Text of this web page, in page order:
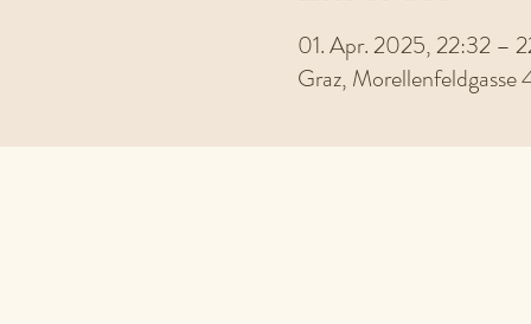
01. Apr. 2025, 22:32 –
Graz,